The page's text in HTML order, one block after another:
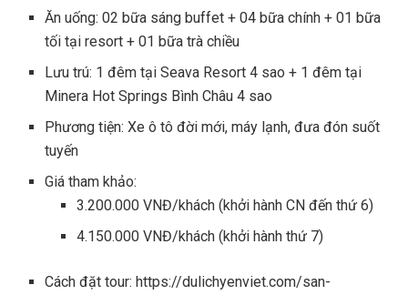
Ăn uống: 02 bữa sáng buffet + 04 bữa chính + 01 bữa
tối tại resort + 01 bữa trà chiều
Lưu trú: 1 đêm tại Seava Resort 4 sao + 1 đêm tại
Minera Hot Springs Bình Châu 4 sao
Phương tiện: Xe ô tô đời mới, máy lạnh, đưa đón suốt
tuyến
Giá tham khảo:
3.200.000 VNĐ/khách (khởi hành CN đến thứ 6)
4.150.000 VNĐ/khách (khởi hành thứ 7)
Cách đặt tour: https://dulichyenviet.com/san-